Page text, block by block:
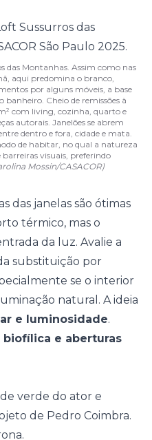
das Montanhas. Assim como nas
aqui predomina o branco,
por alguns móveis, a base
Cheio de remissões à
com living, cozinha, quarto e
autorais. Janelões se abrem
dentro e fora, cidade e mata.
de habitar, no qual a natureza
barreiras visuais, preferindo
Mossin/CASACOR)
das janelas são ótimas
térmico, mas o
da luz. Avalie a
substituição por
se o interior
natural. A ideia
e luminosidade.
e aberturas